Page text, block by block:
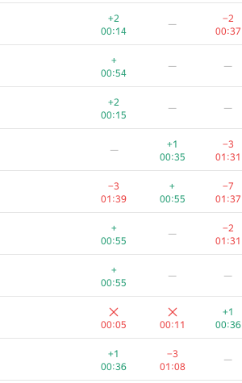
+2
00:14
—
−2
00:37
+
00:54
— —
+2
00:15
— —
—
+1
00:35
−3
01:31
−3
01:39
+
00:55
−7
01:37
+
00:55
—
−2
01:31
+
00:55
— —
00:05 00:11
+1
00:36
+1
00:36
−3
01:08
—
+
00:40
00:45
—
00:40
+
00:40
01:26
00:40
−2
00:54
—
+1
00:21
— —
00:41
00:54
—
00:41
01:39
+1
00:22
— —
+1
00:22
—